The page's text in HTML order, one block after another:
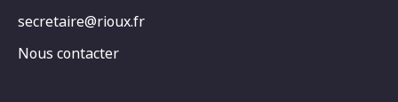
secretaire@rioux.fr
Nous contacter